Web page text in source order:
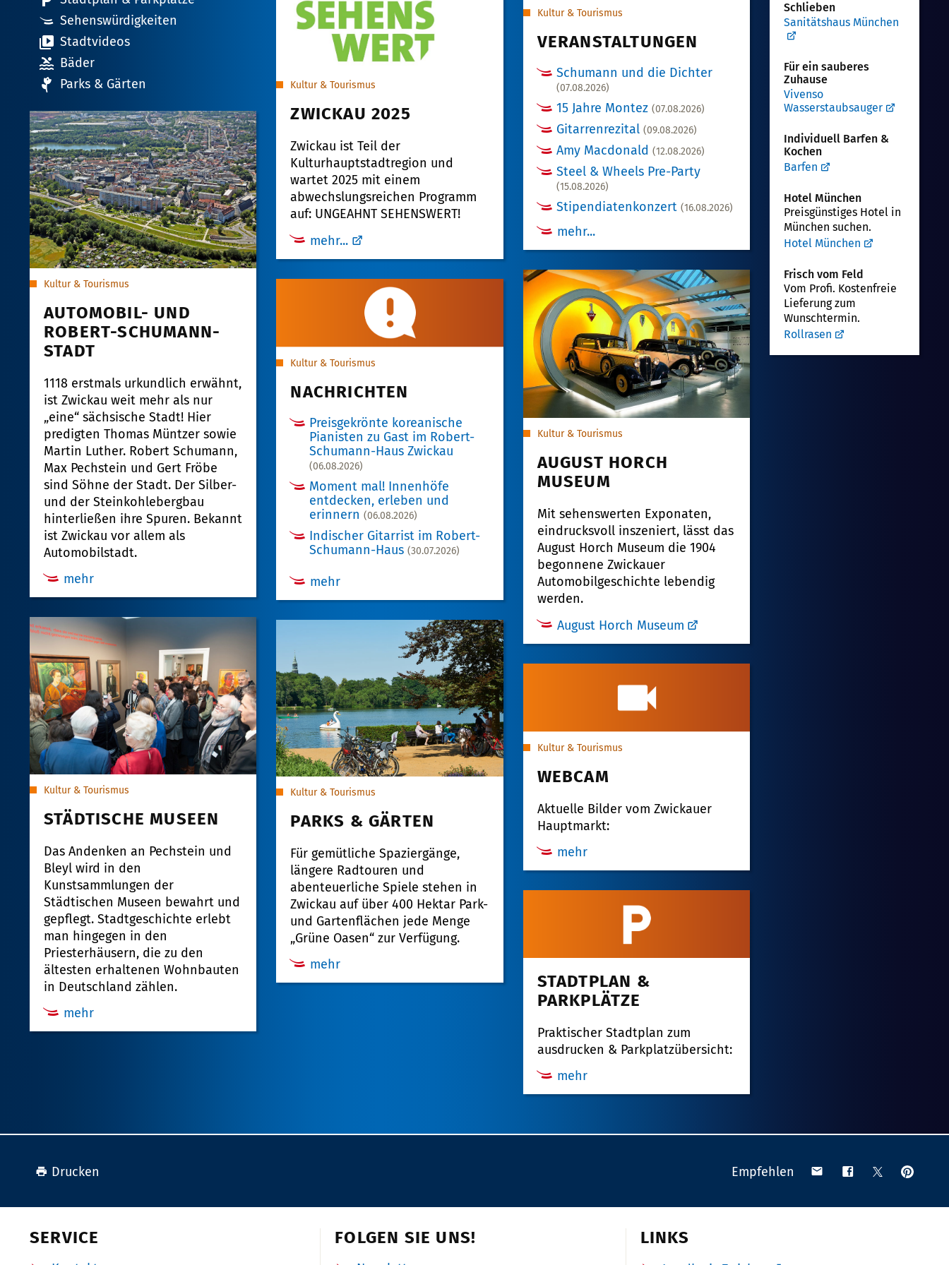
Sehenswürdigkeiten
Stadtvideos
Bäder
Parks & Gärten
ZWICKAU 2025
Kultur & Tourismus
Zwickau ist Teil der
Kulturhauptstadtregion und
wartet 2025 mit einem
abwechslungsreichen Programm
auf: UNGEAHNT SEHENSWERT!
mehr...
VERANSTALTUNGEN
Kultur & Tourismus
Schumann und die Dichter
(07.08.2026)
15 Jahre Montez (07.08.2026)
Gitarrenrezital (09.08.2026)
Amy Macdonald (12.08.2026)
Steel & Wheels Pre-Party
(15.08.2026)
Stipendiatenkonzert (16.08.2026)
mehr...
AUTOMOBIL- UND
ROBERT-SCHUMANN-
STADT
Kultur & Tourismus
1118 erstmals urkundlich erwähnt,
ist Zwickau weit mehr als nur
„eine“ sächsische Stadt! Hier
predigten Thomas Müntzer sowie
Martin Luther. Robert Schumann,
Max Pechstein und Gert Fröbe
sind Söhne der Stadt. Der Silber-
und der Steinkohlebergbau
hinterließen ihre Spuren. Bekannt
ist Zwickau vor allem als
Automobilstadt.
mehr
AUGUST HORCH
MUSEUM
Kultur & Tourismus
Mit sehenswerten Exponaten,
eindrucksvoll inszeniert, lässt das
August Horch Museum die 1904
begonnene Zwickauer
Automobilgeschichte lebendig
werden.
August Horch Museum
NACHRICHTEN
Kultur & Tourismus
Preisgekrönte koreanische
Pianisten zu Gast im Robert-
Schumann-Haus Zwickau
(06.08.2026)
Moment mal! Innenhöfe
entdecken, erleben und
erinnern(06.08.2026)
Indischer Gitarrist im Robert-
Schumann-Haus(30.07.2026)
mehr
STÄDTISCHE MUSEEN
Kultur & Tourismus
Das Andenken an Pechstein und
Bleyl wird in den
Kunstsammlungen der
Städtischen Museen bewahrt und
gepflegt. Stadtgeschichte erlebt
man hingegen in den
Priesterhäusern, die zu den
ältesten erhaltenen Wohnbauten
in Deutschland zählen.
mehr
PARKS & GÄRTEN
Kultur & Tourismus
Für gemütliche Spaziergänge,
längere Radtouren und
abenteuerliche Spiele stehen in
Zwickau auf über 400 Hektar Park-
und Gartenflächen jede Menge
„Grüne Oasen“ zur Verfügung.
mehr
WEBCAM
Kultur & Tourismus
Aktuelle Bilder vom Zwickauer
Hauptmarkt:
mehr
STADTPLAN &
PARKPLÄTZE
Praktischer Stadtplan zum
ausdrucken & Parkplatzübersicht:
mehr
Schlieben
Sanitätshaus München
Für ein sauberes
Zuhause
Vivenso
Wasserstaubsauger
Individuell Barfen &
Kochen
Barfen
Hotel München
Preisgünstiges Hotel in
München suchen.
Hotel München
Frisch vom Feld
Vom Profi. Kostenfreie
Lieferung zum
Wunschtermin.
Rollrasen
Drucken Empfehlen
Teilen Teilen Teilen
SERVICE FOLGEN SIE UNS! LINKS